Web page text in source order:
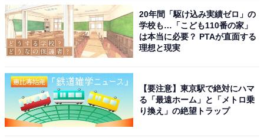
（画像出典：Amazon）
第1作目公開から10年を経て最終章を迎えた、佐藤健さ
20年間「駆け込み実績ゼロ」の
学校も…「こども110番の家」
は本当に必要？ PTAが直面する
理想と現実
【要注意】東京駅で絶対にハマ
る「最遠ホーム」と「メトロ乗
り換え」の絶望トラップ